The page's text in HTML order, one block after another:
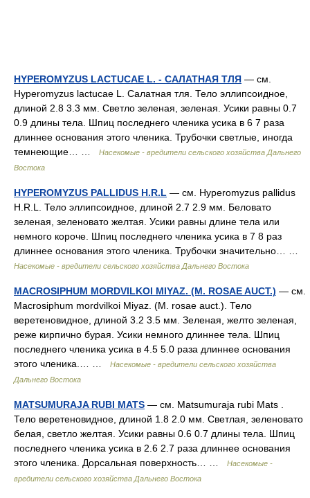
HYPEROMYZUS LACTUCAE L. - САЛАТНАЯ ТЛЯ — см.
Hyperomyzus lactucae L. Салатная тля. Тело эллипсоидное,
длиной 2.8 3.3 мм. Светло зеленая, зеленая. Усики равны 0.7
0.9 длины тела. Шпиц последнего членика усика в 6 7 раза
длиннее основания этого членика. Трубочки светлые, иногда
темнеющие… …
Насекомые - вредители сельского хозяйства Дальнего
Востока
HYPEROMYZUS PALLIDUS H.R.L — см. Hyperomyzus pallidus
H.R.L. Тело эллипсоидное, длиной 2.7 2.9 мм. Беловато
зеленая, зеленовато желтая. Усики равны длине тела или
немного короче. Шпиц последнего членика усика в 7 8 раз
длиннее основания этого членика. Трубочки значительно… …
Насекомые - вредители сельского хозяйства Дальнего Востока
MACROSIPHUM MORDVILKOI MIYAZ. (M. ROSAE AUCT.) — см.
Macrosiphum mordvilkoi Miyaz. (M. rosae auct.). Тело
веретеновидное, длиной 3.2 3.5 мм. Зеленая, желто зеленая,
реже кирпично бурая. Усики немного длиннее тела. Шпиц
последнего членика усика в 4.5 5.0 раза длиннее основания
этого членика.… …
Насекомые - вредители сельского хозяйства
Дальнего Востока
MATSUMURAJA RUBI MATS — см. Matsumuraja rubi Mats .
Тело веретеновидное, длиной 1.8 2.0 мм. Светлая, зеленовато
белая, светло желтая. Усики равны 0.6 0.7 длины тела. Шпиц
последнего членика усика в 2.6 2.7 раза длиннее основания
этого членика. Дорсальная поверхность… …
Насекомые -
вредители сельского хозяйства Дальнего Востока